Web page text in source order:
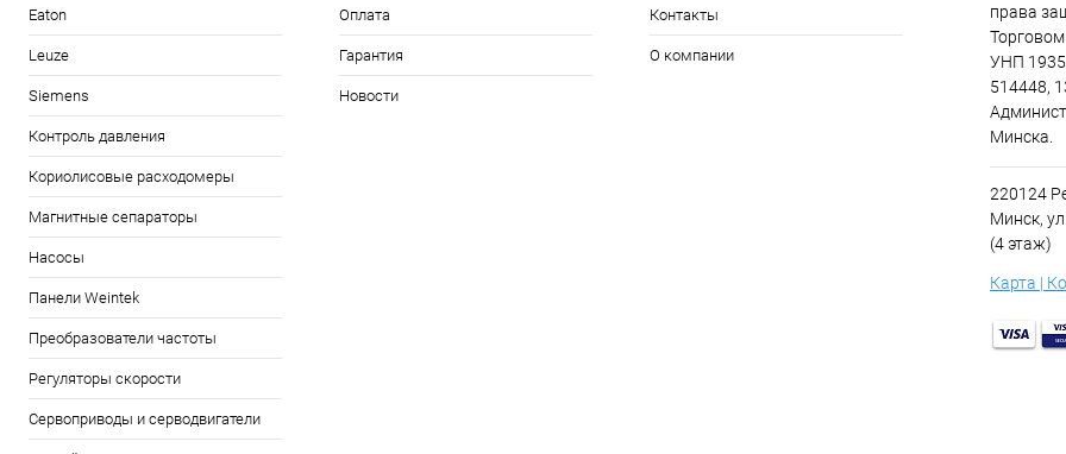
Eaton
Leuze
Siemens
Контроль давления
Кориолисовые расходомеры
Магнитные сепараторы
Насосы
Панели Weintek
Преобразователи частоты
Регуляторы скорости
Сервоприводы и серводвигатели
Оплата
Гарантия
Новости
Контакты
О компании
права
Торговом
УНП
514448,
Минска.
220124
Минск,
(4 этаж)
Карта |